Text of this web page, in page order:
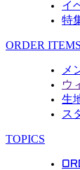
イ
特
ORDER ITEMS
メ
ウ
生
ス
TOPICS